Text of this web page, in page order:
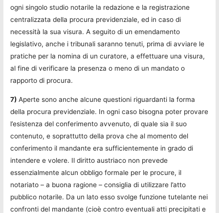
ogni singolo studio notarile la redazione e la registrazione
centralizzata della procura previdenziale, ed in caso di
necessità la sua visura. A seguito di un emendamento
legislativo, anche i tribunali saranno tenuti, prima di avviare le
pratiche per la nomina di un curatore, a effettuare una visura,
al fine di verificare la presenza o meno di un mandato o
rapporto di procura.
7)Aperte sono anche alcune questioni riguardanti la forma
della procura previdenziale. In ogni caso bisogna poter provare
l’esistenza del conferimento avvenuto, di quale sia il suo
contenuto, e soprattutto della prova che al momento del
conferimento il mandante era sufficientemente in grado di
intendere e volere. Il diritto austriaco non prevede
essenzialmente alcun obbligo formale per le procure, il
notariato – a buona ragione – consiglia di utilizzare l’atto
pubblico notarile. Da un lato esso svolge funzione tutelante nei
confronti del mandante (cioè contro eventuali atti precipitati e